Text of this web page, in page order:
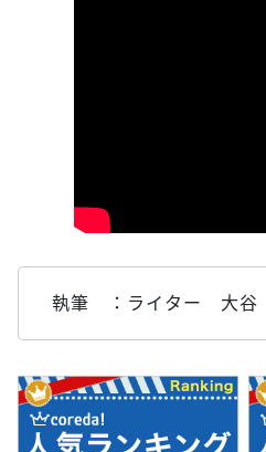
執筆 ：ライター 大谷